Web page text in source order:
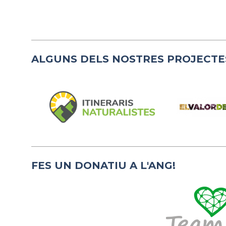
ALGUNS DELS NOSTRES
FES UN DONATIU A L'ANG!